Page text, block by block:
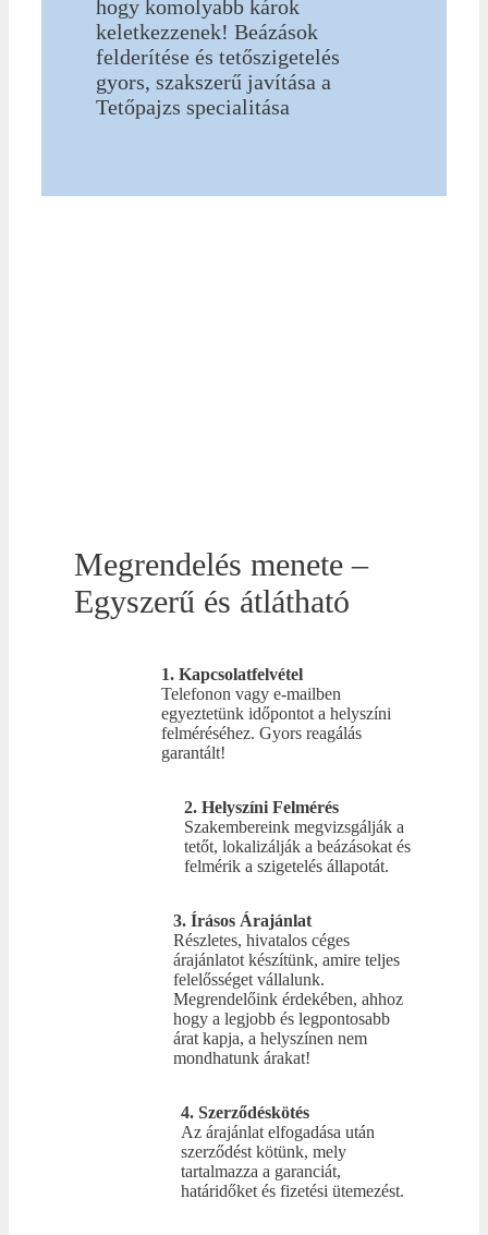
hogy komolyabb károk
keletkezzenek! Beázások
felderítése és tetőszigetelés
gyors, szakszerű javítása a
Tetőpajzs specialitása
Megrendelés menete –
Egyszerű és átlátható
1. Kapcsolatfelvétel
Telefonon vagy e-mailben
egyeztetünk időpontot a helyszíni
felméréséhez. Gyors reagálás
garantált!
2. Helyszíni Felmérés
Szakembereink megvizsgálják a
tetőt, lokalizálják a beázásokat és
felmérik a szigetelés állapotát.
3. Írásos Árajánlat
Részletes, hivatalos céges
árajánlatot készítünk, amire teljes
felelősséget vállalunk.
Megrendelőink érdekében, ahhoz
hogy a legjobb és legpontosabb
árat kapja, a helyszínen nem
mondhatunk árakat!
4. Szerződéskötés
Az árajánlat elfogadása után
szerződést kötünk, mely
tartalmazza a garanciát,
határidőket és fizetési ütemezést.